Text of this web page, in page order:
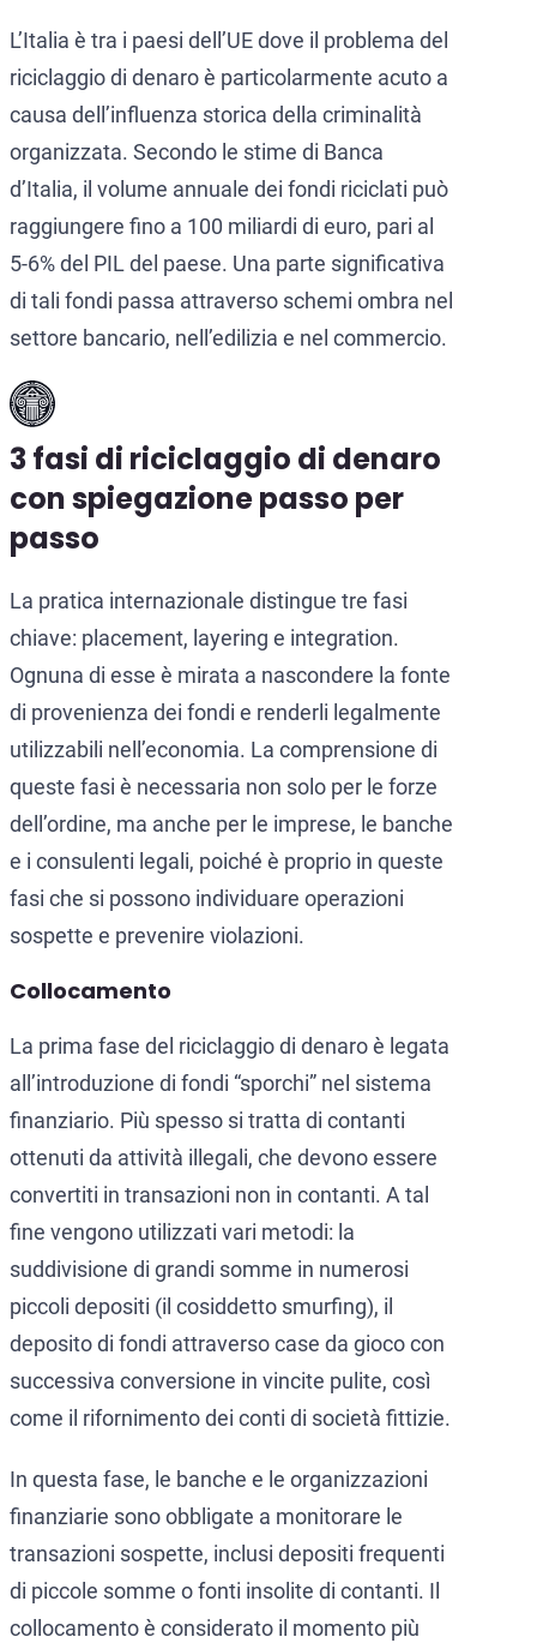
L’Italia è tra i paesi dell’UE dove il problema del
riciclaggio di denaro è particolarmente acuto a
causa dell’influenza storica della criminalità
organizzata. Secondo le stime di Banca
d’Italia, il volume annuale dei fondi riciclati può
raggiungere fino a 100 miliardi di euro, pari al
5-6% del PIL del paese. Una parte significativa
di tali fondi passa attraverso schemi ombra nel
settore bancario, nell’edilizia e nel commercio.
3 fasi di riciclaggio di denaro
con spiegazione passo per
passo
La pratica internazionale distingue tre fasi
chiave: placement, layering e integration.
Ognuna di esse è mirata a nascondere la fonte
di provenienza dei fondi e renderli legalmente
utilizzabili nell’economia. La comprensione di
queste fasi è necessaria non solo per le forze
dell’ordine, ma anche per le imprese, le banche
e i consulenti legali, poiché è proprio in queste
fasi che si possono individuare operazioni
sospette e prevenire violazioni.
Collocamento
La prima fase del riciclaggio di denaro è legata
all’introduzione di fondi “sporchi” nel sistema
finanziario. Più spesso si tratta di contanti
ottenuti da attività illegali, che devono essere
convertiti in transazioni non in contanti. A tal
fine vengono utilizzati vari metodi: la
suddivisione di grandi somme in numerosi
piccoli depositi (il cosiddetto smurfing), il
deposito di fondi attraverso case da gioco con
successiva conversione in vincite pulite, così
come il rifornimento dei conti di società fittizie.
In questa fase, le banche e le organizzazioni
finanziarie sono obbligate a monitorare le
transazioni sospette, inclusi depositi frequenti
di piccole somme o fonti insolite di contanti. Il
collocamento è considerato il momento più